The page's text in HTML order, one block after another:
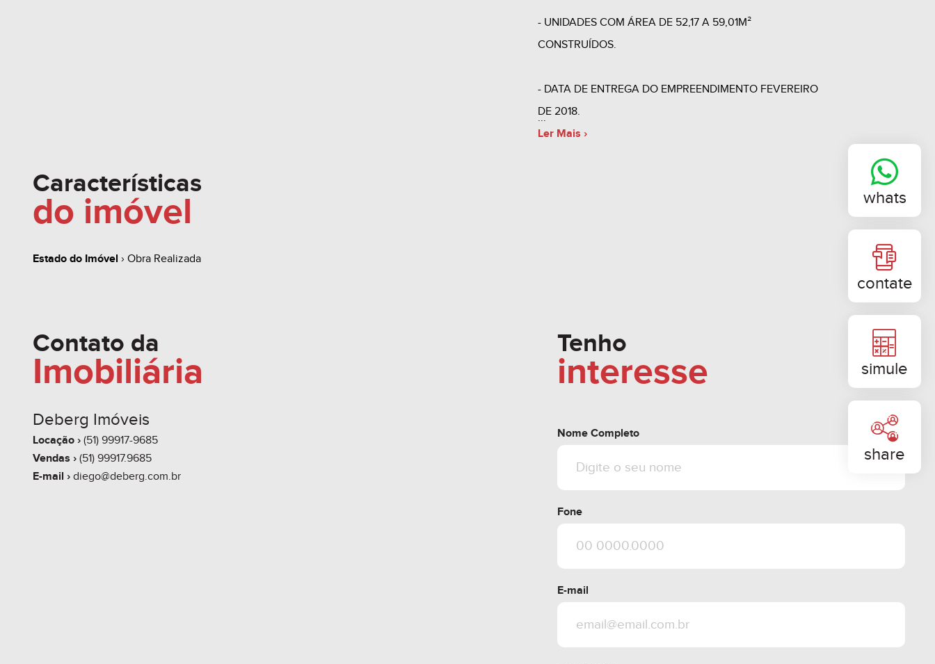
whats
contate
simule
share
- UNIDADES COM ÁREA DE 52,17 A 59,01M²
CONSTRUÍDOS.
- DATA DE ENTREGA DO EMPREENDIMENTO FEVEREIRO
DE 2018.
Ler Mais ›
Características
do imóvel
Estado do Imóvel › Obra Realizada
Contato da
Imobiliária
Deberg Imóveis
Locação ›(51) 99917-9685
Vendas ›(51) 99917.9685
E-mail ›diego@deberg.com.br
Tenho
interesse
Nome Completo
Fone
E-mail